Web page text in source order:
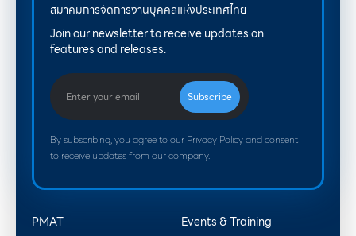
สมาคมการจัดการงานบุคคลแห่งประเทศไทย
Join our newsletter to receive updates on
features and releases.
By subscribing, you agree to our Privacy Policy and consent
to receive updates from our company.
PMAT Events & Training